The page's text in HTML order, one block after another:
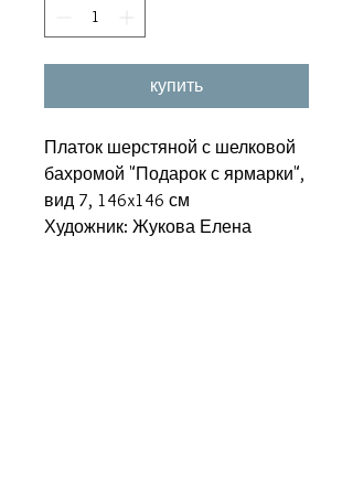
купить
Платок шерстяной с шелковой
бахромой "Подарок с ярмарки",
вид 7, 146x146 см
Художник: Жукова Елена